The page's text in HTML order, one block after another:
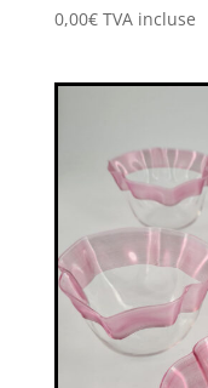
0,00€ TVA incluse